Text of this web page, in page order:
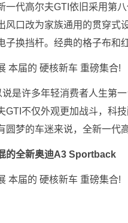
一代高尔夫GTI依旧采用第
风口改为家族通用的贯穿式
子换挡杆。经典的格子布和
说是许多年轻消费者人生第
GTI不仅外观更加战斗，科
圆梦的车迷来说，全新一代
的全新奥迪A3 Sportback